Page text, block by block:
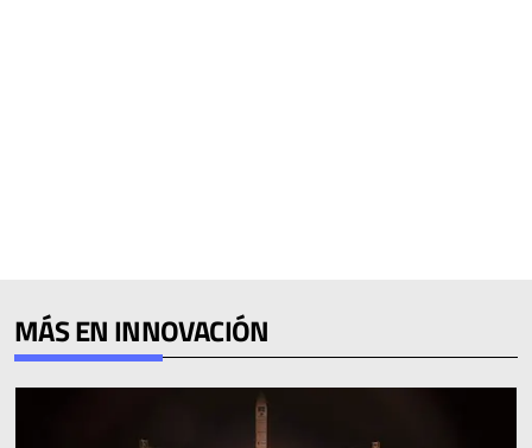
MÁS EN INNOVACIÓN